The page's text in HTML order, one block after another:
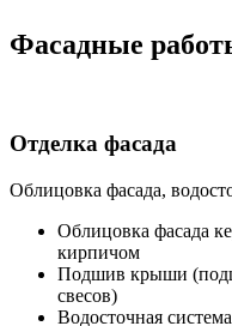
Фасадные
Отделка фасада
Облицовка фасада,
Облицовка фасада
кирпичом
Подшив крыши
свесов)
Водосточная